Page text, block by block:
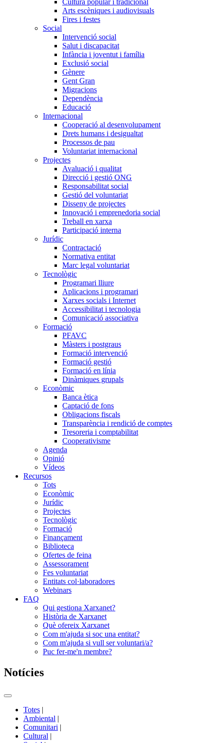
Cultura popular i tradicional
Arts escèniques i audiovisuals
Fires i festes
Social
Intervenció social
Salut i discapacitat
Infància i joventut i família
Exclusió social
Gènere
Gent Gran
Migracions
Dependència
Educació
Internacional
Cooperació al desenvolupament
Drets humans i desigualtat
Processos de pau
Voluntariat internacional
Projectes
Avaluació i qualitat
Direcció i gestió ONG
Responsabilitat social
Gestió del voluntariat
Disseny de projectes
Innovació i emprenedoria social
Treball en xarxa
Participació interna
Jurídic
Contractació
Normativa entitat
Marc legal voluntariat
Tecnològic
Programari lliure
Aplicacions i programari
Xarxes socials i Internet
Accessibilitat i tecnologia
Comunicació associativa
Formació
PFAVC
Màsters i postgraus
Formació intervenció
Formació gestió
Formació en línia
Dinàmiques grupals
Econòmic
Banca ètica
Captació de fons
Obligacions fiscals
Transparència i rendició de comptes
Tresoreria i comptabilitat
Cooperativisme
Agenda
Opinió
Vídeos
Recursos
Tots
Econòmic
Jurídic
Projectes
Tecnològic
Formació
Finançament
Biblioteca
Ofertes de feina
Assessorament
Fes voluntariat
Entitats col·laboradores
Webinars
FAQ
Qui gestiona Xarxanet?
Història de Xarxanet
Què ofereix Xarxanet
Com m'ajuda si soc una entitat?
Com m'ajuda si vull ser voluntari/a?
Puc fer-me'n membre?
Notícies
Commutador
portals
Totes |
Ambiental |
Comunitari |
Cultural |